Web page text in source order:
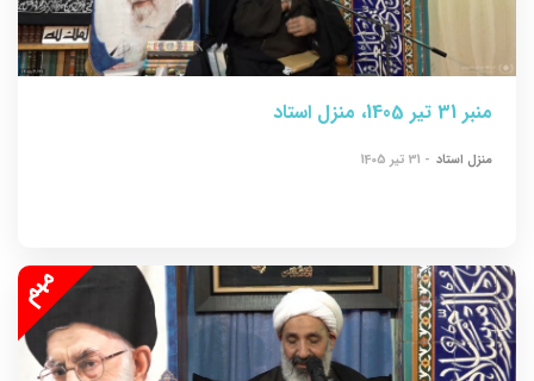
منبر 31 تیر 1405، منزل استاد
منزل استاد - 31 تیر 1405